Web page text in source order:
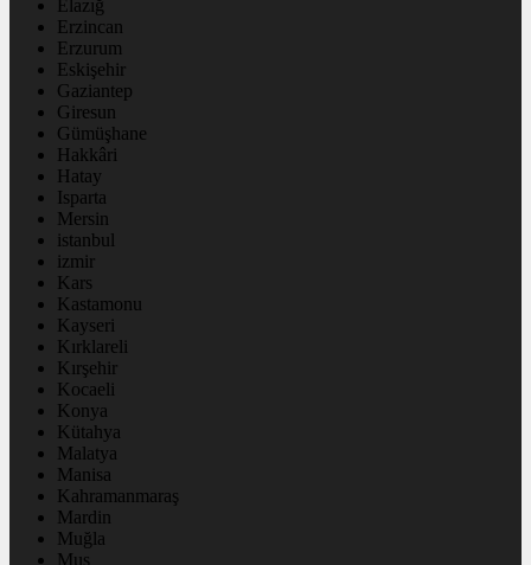
Elazığ
Erzincan
Erzurum
Eskişehir
Gaziantep
Giresun
Gümüşhane
Hakkâri
Hatay
Isparta
Mersin
istanbul
izmir
Kars
Kastamonu
Kayseri
Kırklareli
Kırşehir
Kocaeli
Konya
Kütahya
Malatya
Manisa
Kahramanmaraş
Mardin
Muğla
Muş